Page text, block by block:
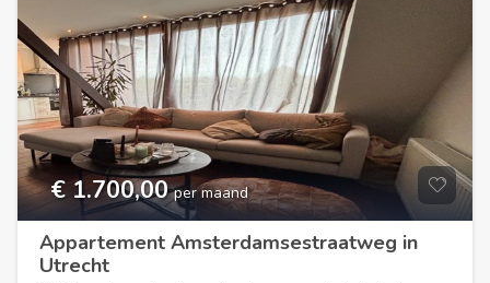
€ 1.700,00 per maand
Appartement Amsterdamsestraatweg in
Utrecht